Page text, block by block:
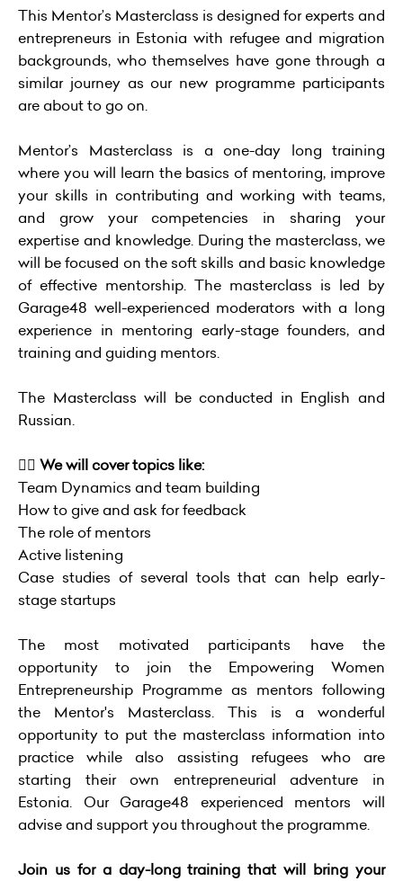
This Mentor’s Masterclass is designed for experts and
entrepreneurs in Estonia with refugee and migration
backgrounds, who themselves have gone through a
similar journey as our new programme participants
are about to go on.
Mentor’s Masterclass is a one-day long training
where you will learn the basics of mentoring, improve
your skills in contributing and working with teams,
and grow your competencies in sharing your
expertise and knowledge. During the masterclass, we
will be focused on the soft skills and basic knowledge
of effective mentorship. The masterclass is led by
Garage48 well-experienced moderators with a long
experience in mentoring early-stage founders, and
training and guiding mentors.
The Masterclass will be conducted in English and
Russian.
👉🏻 We will cover topics like:
Team Dynamics and team building
How to give and ask for feedback
The role of mentors
Active listening
Case studies of several tools that can help early-
stage startups
The most motivated participants have the
opportunity to join the Empowering Women
Entrepreneurship Programme as mentors following
the Mentor's Masterclass. This is a wonderful
opportunity to put the masterclass information into
practice while also assisting refugees who are
starting their own entrepreneurial adventure in
Estonia. Our Garage48 experienced mentors will
advise and support you throughout the programme.
Join us for a day-long training that will bring your